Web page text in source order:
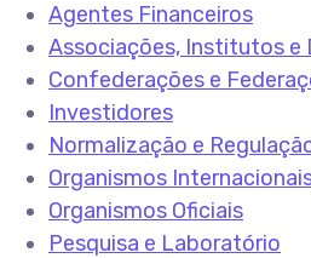
Agentes Financeiros
Associações, Institutos e
Confederações e
Investidores
Normalização e
Organismos
Organismos Oficiais
Pesquisa e Laboratório